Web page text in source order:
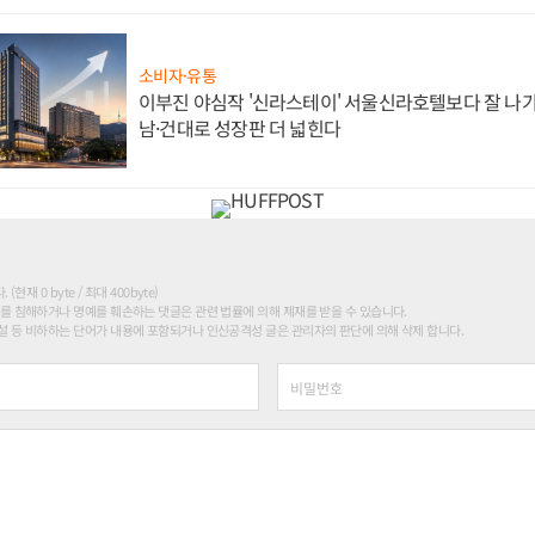
소비자·유통
이부진 야심작 '신라스테이' 서울신라호텔보다 잘 나
남·건대로 성장판 더 넓힌다
. (현재 0 byte / 최대 400byte)
침해하거나 명예를 훼손하는 댓글은 관련 법률에 의해 제재를 받을 수 있습니다.
등 비하하는 단어가 내용에 포함되거나 인신공격성 글은 관리자의 판단에 의해 삭제 합니다.